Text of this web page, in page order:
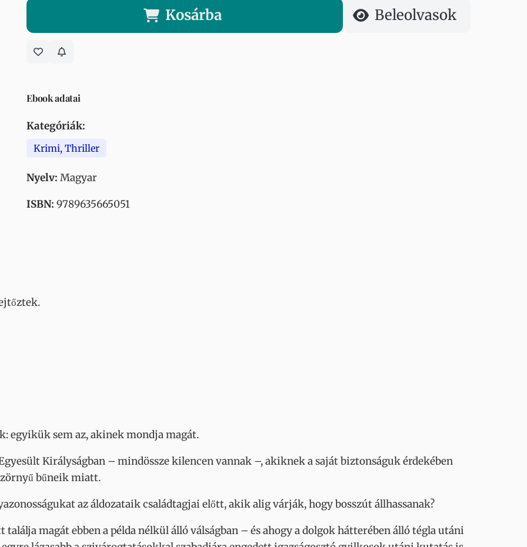
Kosárba Beleolvasok
Ebook adatai
Kategóriák:
Krimi, Thriller
Nyelv: Magyar
ISBN: 9789635665051
egyikük sem az, akinek mondja magát.
Királyságban – mindössze kilencen vannak –, akiknek a saját biztonságuk érdekében
bűneik miatt.
az áldozataik családtagjai előtt, akik alig várják, hogy bosszút állhassanak?
magát ebben a példa nélkül álló válságban – és ahogy a dolgok hátterében álló tégla utáni